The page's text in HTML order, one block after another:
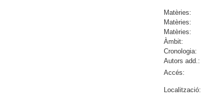
Matèries:
Matèries:
Matèries:
Àmbit:
Cronologia:
Autors add.:
Accés:
Localització: